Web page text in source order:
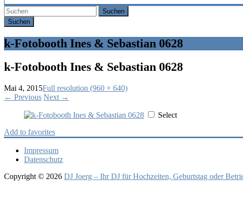
Suchen
k-Fotobooth Ines & Sebastian 0628
k-Fotobooth Ines & Sebastian 0628
Mai 4, 2015Full resolution (960 × 640)
← Previous Next →
Select
Add to favorites
Impressum
Datenschutz
Copyright © 2026 DJ Joerg – Ihr DJ für Hochzeiten, Geburtstag oder